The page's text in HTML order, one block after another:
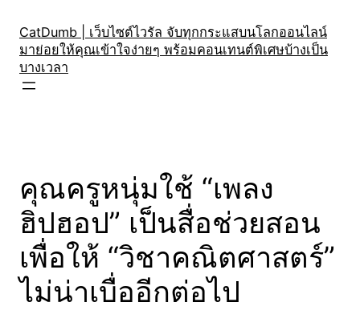
content
CatDumb | เว็บไซต์ไวรัล จับทุกกระแสบนโลกออนไลน์
มาย่อยให้คุณเข้าใจง่ายๆ พร้อมคอนเทนต์พิเศษบ้างเป็น
บางเวลา
คุณครูหนุ่มใช้ “เพลง
ฮิปฮอป” เป็นสื่อช่วยสอน
เพื่อให้ “วิชาคณิตศาสตร์”
ไม่น่าเบื่ออีกต่อไป